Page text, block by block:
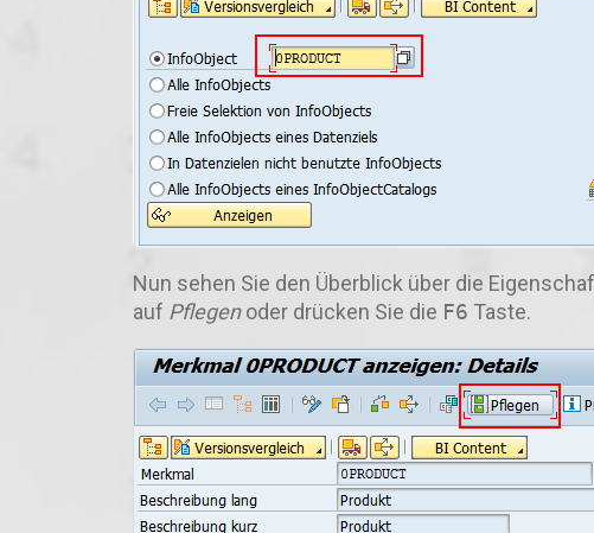
Nun sehen Sie den Überblick über die
auf Pflegen oder drücken Sie die F6 Taste.